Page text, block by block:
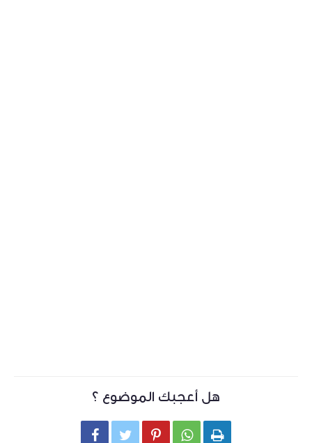
هل أعجبك الموضوع ؟
    